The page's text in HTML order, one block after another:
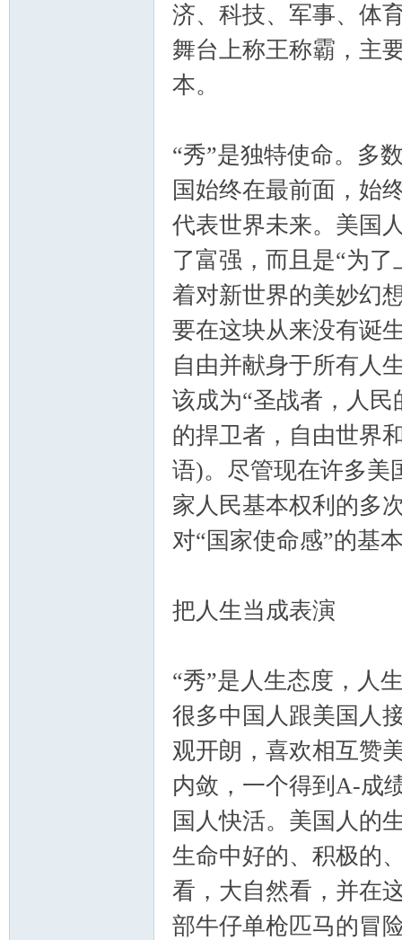
济、科技、军事、体
舞台上称王称霸，主
本。
“秀”是独特使命。多
国始终在最前面，始
代表世界未来。美国
了富强，而且是“为
着对新世界的美妙幻
要在这块从来没有诞
自由并献身于所有人
该成为“圣战者，人
的捍卫者，自由世界
语)。尽管现在许多美
家人民基本权利的多
对“国家使命感”的基
把人生当成表演
“秀”是人生态度，人
很多中国人跟美国人
观开朗，喜欢相互赞
内敛，一个得到A-成
国人快活。美国人的
生命中好的、积极的
看，大自然看，并在
部牛仔单枪匹马的冒